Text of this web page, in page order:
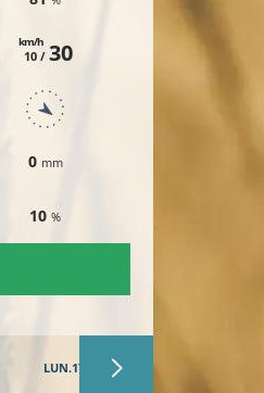
10 /
km/h 30
0 mm
10%
LUN.17